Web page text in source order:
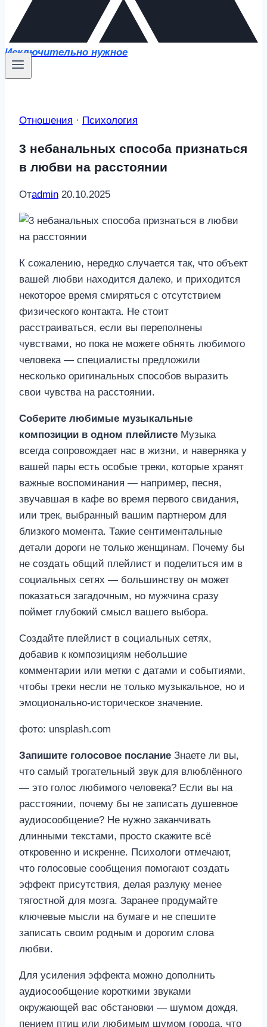
Исключительно нужное
Отношения · Психология
3 небанальных способа признаться
в любви на расстоянии
Отadmin 20.10.2025
К сожалению, нередко случается так, что объект
вашей любви находится далеко, и приходится
некоторое время смиряться с отсутствием
физического контакта. Не стоит
расстраиваться, если вы переполнены
чувствами, но пока не можете обнять любимого
человека — специалисты предложили
несколько оригинальных способов выразить
свои чувства на расстоянии.
Соберите любимые музыкальные
композиции в одном плейлисте Музыка
всегда сопровождает нас в жизни, и наверняка у
вашей пары есть особые треки, которые хранят
важные воспоминания — например, песня,
звучавшая в кафе во время первого свидания,
или трек, выбранный вашим партнером для
близкого момента. Такие сентиментальные
детали дороги не только женщинам. Почему бы
не создать общий плейлист и поделиться им в
социальных сетях — большинству он может
показаться загадочным, но мужчина сразу
поймет глубокий смысл вашего выбора.
Создайте плейлист в социальных сетях,
добавив к композициям небольшие
комментарии или метки с датами и событиями,
чтобы треки несли не только музыкальное, но и
эмоционально-историческое значение.
фото: unsplash.com
Запишите голосовое послание Знаете ли вы,
что самый трогательный звук для влюблённого
— это голос любимого человека? Если вы на
расстоянии, почему бы не записать душевное
аудиосообщение? Не нужно заканчивать
длинными текстами, просто скажите всё
откровенно и искренне. Психологи отмечают,
что голосовые сообщения помогают создать
эффект присутствия, делая разлуку менее
тягостной для мозга. Заранее продумайте
ключевые мысли на бумаге и не спешите
записать своим родным и дорогим слова
любви.
Для усиления эффекта можно дополнить
аудиосообщение короткими звуками
окружающей вас обстановки — шумом дождя,
пением птиц или любимым шумом города, что